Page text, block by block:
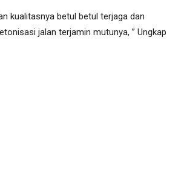
kualitasnya betul betul terjaga dan
jalan terjamin mutunya, ” Ungkap